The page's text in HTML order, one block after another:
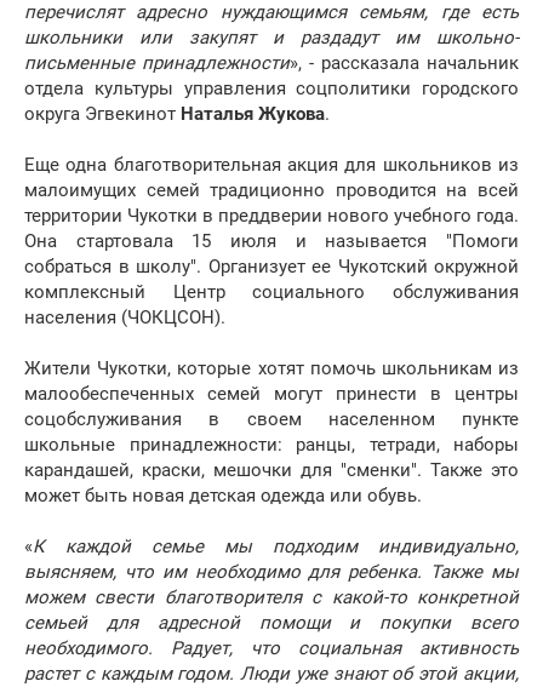
перечислят адресно нуждающимся семьям, где есть
школьники или закупят и раздадут им школьно-
письменные принадлежности», - рассказала начальник
отдела культуры управления соцполитики городского
округа Эгвекинот Наталья Жукова.
Еще одна благотворительная акция для школьников из
малоимущих семей традиционно проводится на всей
территории Чукотки в преддверии нового учебного года.
Она стартовала 15 июля и называется "Помоги
собраться в школу". Организует ее Чукотский окружной
комплексный Центр социального обслуживания
населения (ЧОКЦСОН).
Жители Чукотки, которые хотят помочь школьникам из
малообеспеченных семей могут принести в центры
соцобслуживания в своем населенном пункте
школьные принадлежности: ранцы, тетради, наборы
карандашей, краски, мешочки для "сменки". Также это
может быть новая детская одежда или обувь.
«К каждой семье мы подходим индивидуально,
выясняем, что им необходимо для ребенка. Также мы
можем свести благотворителя с какой-то конкретной
семьей для адресной помощи и покупки всего
необходимого. Радует, что социальная активность
растет с каждым годом. Люди уже знают об этой акции,